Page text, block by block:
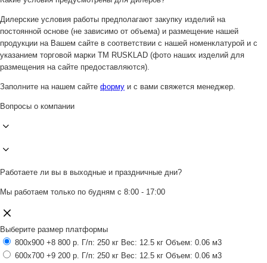
Дилерские условия работы предполагают закупку изделий на
постоянной основе (не зависимо от объема) и размещение нашей
продукции на Вашем сайте в соответствии с нашей номенклатурой и с
указанием торговой марки ТМ RUSKLAD (фото наших изделий для
размещения на сайте предоставляются).
Заполните на нашем сайте форму и с вами свяжется менеджер.
Вопросы о компании
Работаете ли вы в выходные и праздничные дни?
Мы работаем только по будням с 8:00 - 17:00
Выберите размер платформы
800x900 +8 800 р. Г/п: 250 кг Вес: 12.5 кг Объем: 0.06 м3
600x700 +9 200 р. Г/п: 250 кг Вес: 12.5 кг Объем: 0.06 м3